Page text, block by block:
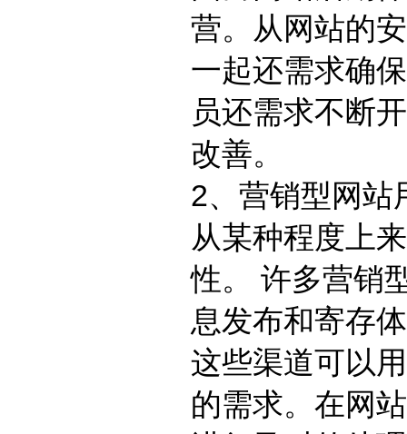
营。从网站的
一起还需求确
员还需求不断
改善。
2、营销型网站
从某种程度上
性。 许多营销
息发布和寄存
这些渠道可以
的需求。在网